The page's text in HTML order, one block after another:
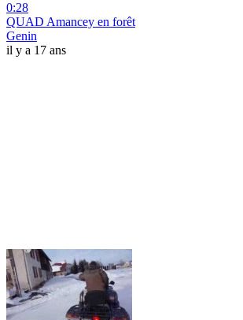
0:28
QUAD Amancey en forêt
Genin
il y a 17 ans